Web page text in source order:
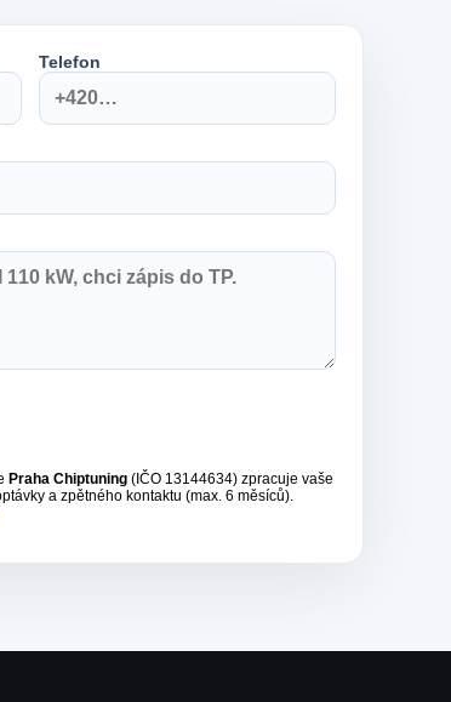
Telefon
Praha Chiptuning (IČO 13144634) zpracuje vaše
a zpětného kontaktu (max. 6 měsíců).